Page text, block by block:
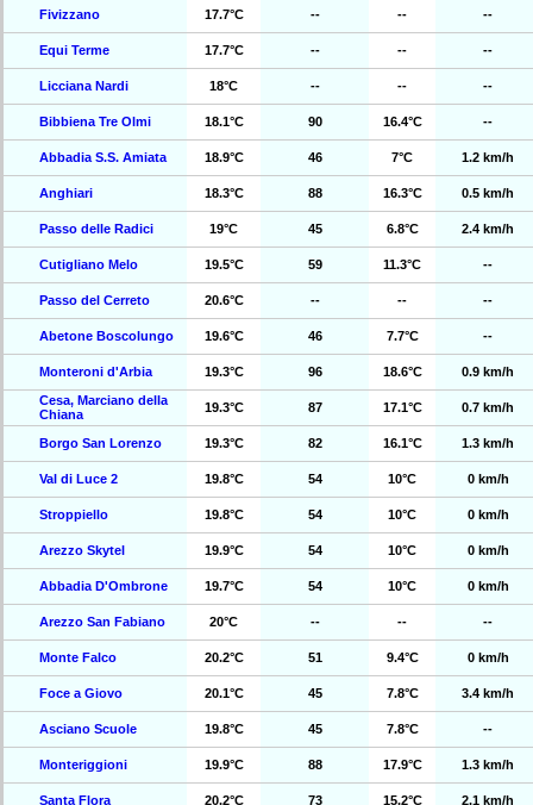
Fivizzano 17.7°C -- -- --
Equi Terme 17.7°C -- -- --
Licciana Nardi 18°C -- -- --
Bibbiena Tre Olmi 18.1°C 90 16.4°C --
Abbadia S.S. Amiata 18.9°C 46 7°C 1.2 km/h
Anghiari 18.3°C 88 16.3°C 0.5 km/h
Passo delle Radici 19°C 45 6.8°C 2.4 km/h
Cutigliano Melo 19.5°C 59 11.3°C --
Passo del Cerreto 20.6°C -- -- --
Abetone Boscolungo 19.6°C 46 7.7°C --
Monteroni d'Arbia 19.3°C 96 18.6°C
0.9 km/h
Cesa, Marciano della
Chiana
19.3°C 87 17.1°C 0.7 km/h
Borgo San Lorenzo 19.3°C 82 16.1°C 1.3 km/h
Val di Luce 2 19.8°C 54 10°C 0 km/h
Stroppiello 19.8°C 54 10°C 0 km/h
Arezzo Skytel 19.9°C 54 10°C 0 km/h
Abbadia D'Ombrone 19.7°C 54 10°C 0 km/h
Arezzo San Fabiano 20°C -- -- --
Monte Falco 20.2°C 51 9.4°C 0 km/h
Foce a Giovo 20.1°C 45 7.8°C 3.4 km/h
Asciano Scuole 19.8°C 45 7.8°C --
Monteriggioni 19.9°C 88 17.9°C 1.3 km/h
Santa Flora 20.2°C 73 15.2°C 2.1 km/h